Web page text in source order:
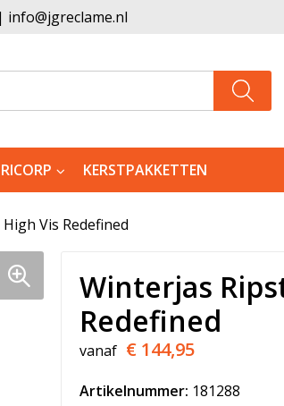
info@jgreclame.nl
KERSTPAKKETTEN
Vis Redefined
Winterjas
Redefined
vanaf € 144,95
Artikelnummer: 181288